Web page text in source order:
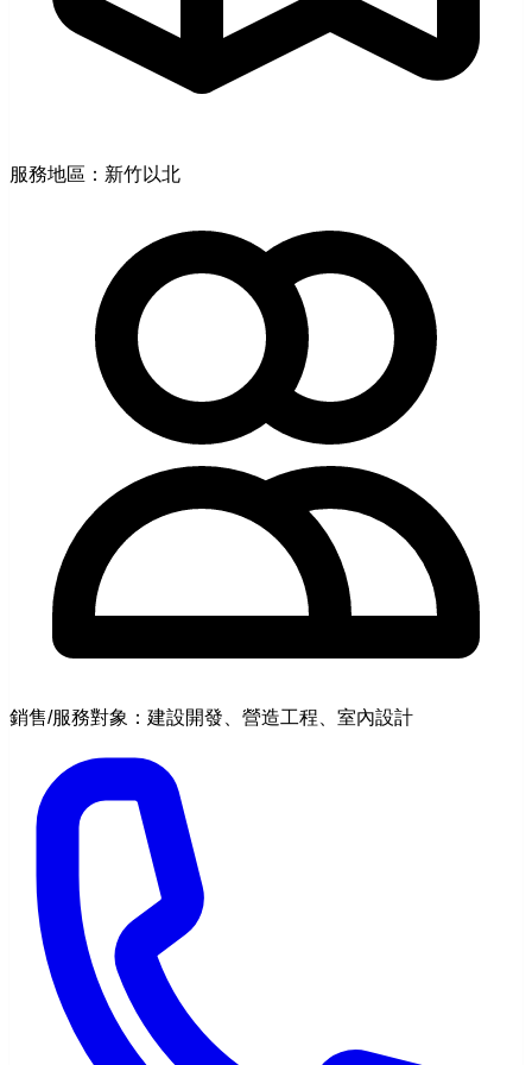
服務地區：新竹以北
銷售/服務對象：建設開發、營造工程、室內設計